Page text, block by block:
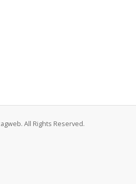
All Rights Reserved.